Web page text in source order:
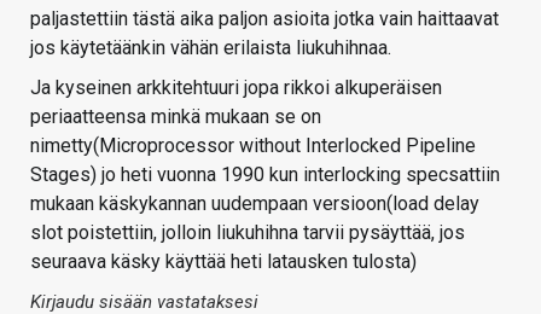
paljastettiin tästä aika paljon asioita jotka vain haittaavat
jos käytetäänkin vähän erilaista liukuhihnaa.
Ja kyseinen arkkitehtuuri jopa rikkoi alkuperäisen
periaatteensa minkä mukaan se on
nimetty(Microprocessor without Interlocked Pipeline
Stages) jo heti vuonna 1990 kun interlocking specsattiin
mukaan käskykannan uudempaan versioon(load delay
slot poistettiin, jolloin liukuhihna tarvii pysäyttää, jos
seuraava käsky käyttää heti latausken tulosta)
Kirjaudu sisään vastataksesi